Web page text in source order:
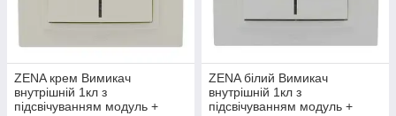
ZENA крем Вимикач
внутрішній 1кл з
підсвічуванням модуль +
ZENA білий Вимикач
внутрішній 1кл з
підсвічуванням модуль +